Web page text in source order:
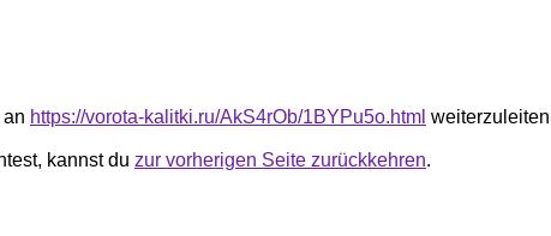
https://vorota-kalitki.ru/AkS4rOb/1BYPu5o.html
kannst du zur vorherigen Seite zurückkehren.